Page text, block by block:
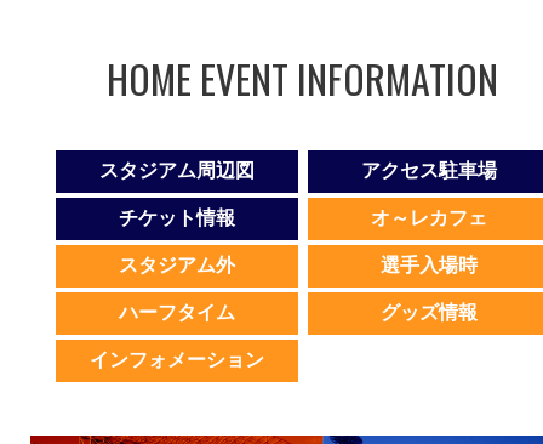
HOME EVENT INFORMATION
スタジアム周辺図 アクセス駐車場
チケット情報 オ～レカフェ
スタジアム外 選手入場時
ハーフタイム グッズ情報
インフォメーション